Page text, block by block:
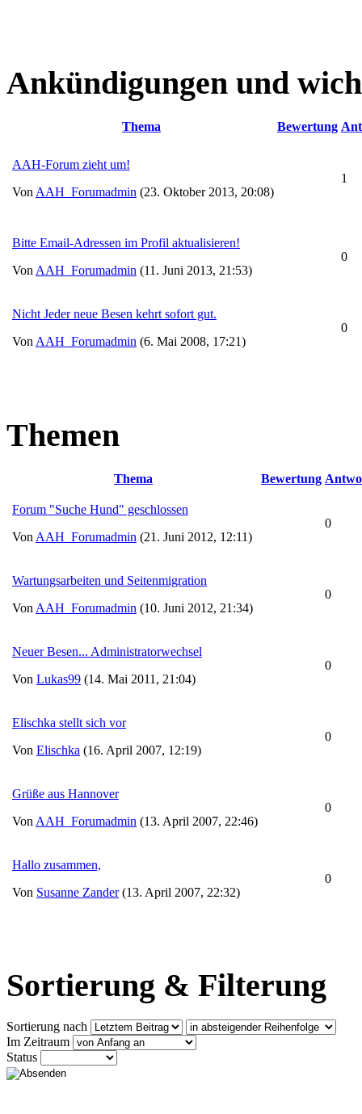
Ankündigungen und
Thema Bewertung
AAH-Forum zieht um!
Von AAH_Forumadmin (23. Oktober 2013, 20:08)
1
Bitte Email-Adressen im Profil aktualisieren!
Von AAH_Forumadmin (11. Juni 2013, 21:53)
0
Nicht Jeder neue Besen kehrt sofort gut.
Von AAH_Forumadmin (6. Mai 2008, 17:21)
0
Themen
Thema Bewertung
Forum "Suche Hund" geschlossen
Von AAH_Forumadmin (21. Juni 2012, 12:11)
0
Wartungsarbeiten und Seitenmigration
Von AAH_Forumadmin (10. Juni 2012, 21:34)
0
Neuer Besen... Administratorwechsel
Von Lukas99 (14. Mai 2011, 21:04)
0
Elischka stellt sich vor
Von Elischka (16. April 2007, 12:19)
0
Grüße aus Hannover
Von AAH_Forumadmin (13. April 2007, 22:46)
0
Hallo zusammen,
Von Susanne Zander(13. April 2007, 22:32)
0
Sortierung & Filterung
Sortierung nach
Im Zeitraum
Status